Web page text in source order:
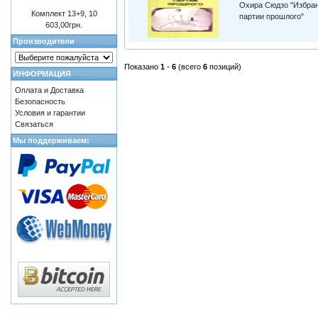
Охира Сюдзо
партии прошлого"
Показано 1 - 6 (всего 6 позиций)
Комплект 13+9, 10
603,00грн.
Производители
ИНФОРМАЦИЯ
Оплата и Доставка
Безопасность
Условия и гарантии
Связаться
Мы поддерживаем: